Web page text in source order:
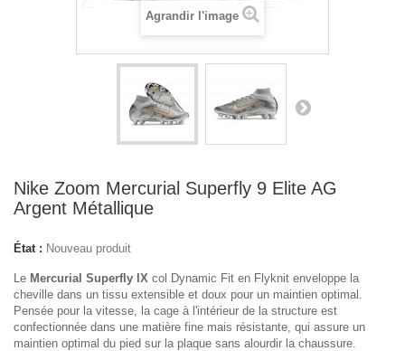
Agrandir l'image
Nike Zoom Mercurial Superfly 9 Elite AG
Argent Métallique
État : Nouveau produit
Le Mercurial Superfly IX col Dynamic Fit en Flyknit enveloppe la
cheville dans un tissu extensible et doux pour un maintien optimal.
Pensée pour la vitesse, la cage à l'intérieur de la structure est
confectionnée dans une matière fine mais résistante, qui assure un
maintien optimal du pied sur la plaque sans alourdir la chaussure.